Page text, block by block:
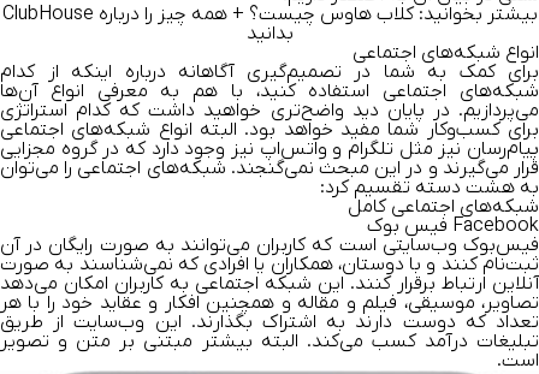
بیشتر بخوانید:
کلاب هاوس چیست؟ + همه چیز را درباره ClubHouse
بدانید
انواع شبکه‌های اجتماعی
برای کمک به شما در تصمیم‌گیری آگاهانه درباره اینکه از کدام
شبکه‌های اجتماعی استفاده کنید، با هم به معرفی انواع آن‌ها
می‌پردازیم. در پایان دید واضح‌تری خواهید داشت که کدام استراتژی
برای کسب‌وکار شما مفید خواهد بود. البته انواع شبکه‌های اجتماعی
پیام‌رسان نیز مثل تلگرام و واتس‌اپ نیز وجود دارد که در گروه مجزایی
قرار می‌گیرند و در این مبحث نمی‌گنجند. شبکه‌های اجتماعی را می‌توان
به هشت دسته تقسیم کرد:
شبکه‌های اجتماعی کامل
Facebook فیس بوک
فیس‌بوک وب‌سایتی است که کاربران می‌توانند به صورت رایگان در آن
ثبت‌نام کنند و با دوستان، همکاران یا افرادی که نمی‌شناسند به صورت
آنلاین ارتباط برقرار کنند. این شبکه اجتماعی به کاربران امکان ‌می‌دهد
تصاویر، موسیقی، فیلم و مقاله و همچنین افکار و عقاید خود را با هر
تعداد که دوست دارند به اشتراک بگذارند. این وب‌سایت از طریق
تبلیغات درآمد کسب می‌کند. البته بیشتر مبتنی بر متن و تصویر
است.